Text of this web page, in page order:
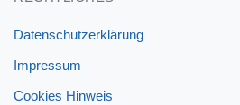
Datenschutzerklärung
Impressum
Cookies Hinweis